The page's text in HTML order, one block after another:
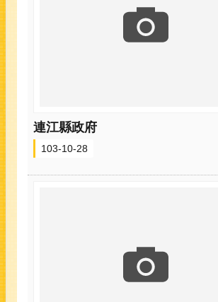
連江縣政府
103-10-28